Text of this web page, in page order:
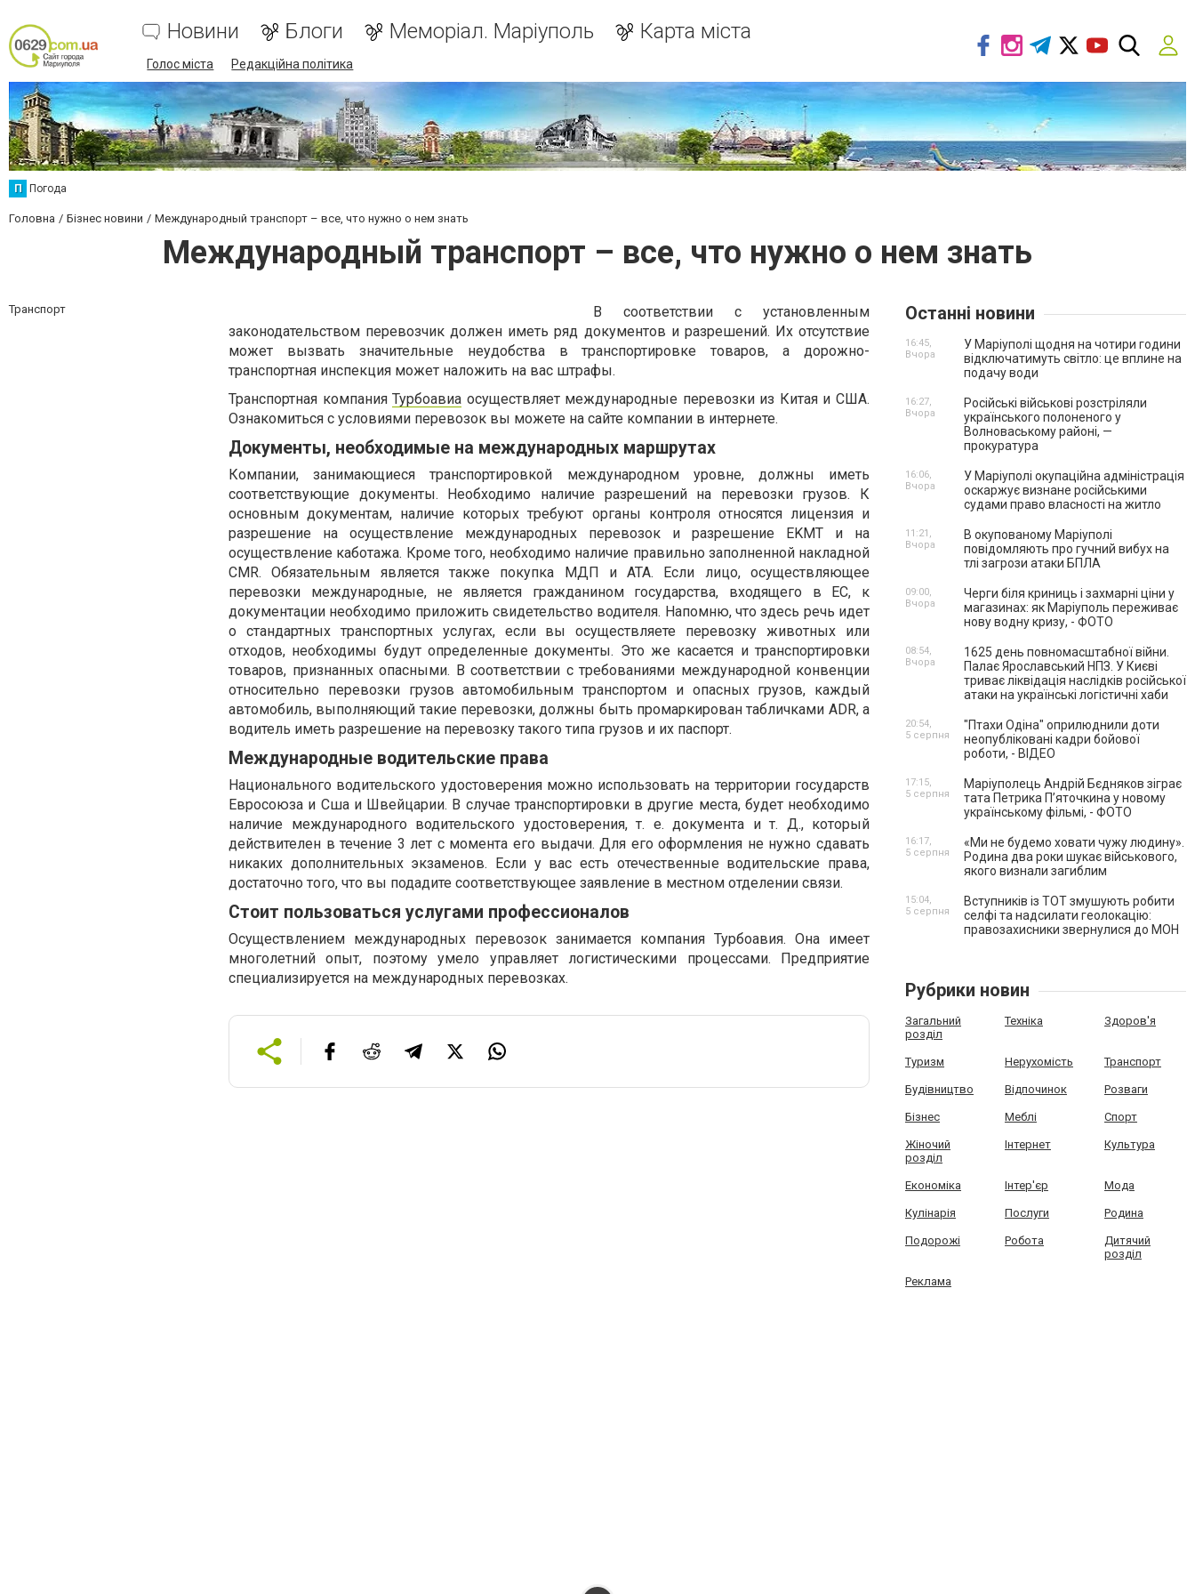
Новини Блоги Меморіал. Маріуполь Карта міста
Голос міста Редакційна політика
П Погода
Головна Бізнес новини Международный транспорт – все, что нужно о нем знать
Международный транспорт – все, что нужно о нем знать
Транспорт
В соответствии с установленным
законодательством перевозчик должен иметь ряд документов и разрешений. Их отсутствие
может вызвать значительные неудобства в транспортировке товаров, а дорожно-
транспортная инспекция может наложить на вас штрафы.
Транспортная компанияТурбоавиа осуществляет международные перевозки из Китая и США.
Ознакомиться с условиями перевозок вы можете на сайте компании в интернете.
Документы, необходимые на международных маршрутах
Компании, занимающиеся транспортировкой международном уровне, должны иметь
соответствующие документы. Необходимо наличие разрешений на перевозки грузов. К
основным документам, наличие которых требуют органы контроля относятся лицензия и
разрешение на осуществление международных перевозок и разрешение EKMT и на
осуществление каботажа. Кроме того, необходимо наличие правильно заполненной накладной
CMR. Обязательным является также покупка МДП и АТА. Если лицо, осуществляющее
перевозки международные, не является гражданином государства, входящего в ЕС, к
документации необходимо приложить свидетельство водителя. Напомню, что здесь речь идет
о стандартных транспортных услугах, если вы осуществляете перевозку животных или
отходов, необходимы будут определенные документы. Это же касается и транспортировки
товаров, признанных опасными. В соответствии с требованиями международной конвенции
относительно перевозки грузов автомобильным транспортом и опасных грузов, каждый
автомобиль, выполняющий такие перевозки, должны быть промаркирован табличками ADR, а
водитель иметь разрешение на перевозку такого типа грузов и их паспорт.
Международные водительские права
Национального водительского удостоверения можно использовать на территории государств
Евросоюза и Сша и Швейцарии. В случае транспортировки в другие места, будет необходимо
наличие международного водительского удостоверения, т. е. документа и т. Д., который
действителен в течение 3 лет с момента его выдачи. Для его оформления не нужно сдавать
никаких дополнительных экзаменов. Если у вас есть отечественные водительские права,
достаточно того, что вы подадите соответствующее заявление в местном отделении связи.
Стоит пользоваться услугами профессионалов
Осуществлением международных перевозок занимается компания Турбоавия. Она имеет
многолетний опыт, поэтому умело управляет логистическими процессами. Предприятие
специализируется на международных перевозках.
Останні новини
У Маріуполі щодня на чотири години
відключатимуть світло: це вплине на
подачу води
16:45,
Вчора
Російські військові розстріляли
українського полоненого у
Волноваському районі, —
прокуратура
16:27,
Вчора
У Маріуполі окупаційна адміністрація
оскаржує визнане російськими
судами право власності на житло
16:06,
Вчора
В окупованому Маріуполі
повідомляють про гучний вибух на
тлі загрози атаки БПЛА
11:21,
Вчора
Черги біля криниць і захмарні ціни у
магазинах: як Маріуполь переживає
нову водну кризу, - ФОТО
09:00,
Вчора
1625 день повномасштабної війни.
Палає Ярославський НПЗ. У Києві
триває ліквідація наслідків російської
атаки на українські логістичні хаби
08:54,
Вчора
"Птахи Одіна" оприлюднили доти
неопубліковані кадри бойової
роботи, - ВІДЕО
20:54,
5 серпня
Маріуполець Андрій Бєдняков зіграє
тата Петрика П’яточкина у новому
українському фільмі, - ФОТО
17:15,
5 серпня
«Ми не будемо ховати чужу людину».
Родина два роки шукає військового,
якого визнали загиблим
16:17,
5 серпня
Вступників із ТОТ змушують робити
селфі та надсилати геолокацію:
правозахисники звернулися до МОН
15:04,
5 серпня
Рубрики новин
Загальний
розділ
Техніка Здоров'я
Туризм Нерухомість Транспорт
Будівництво Відпочинок Розваги
Бізнес Меблі Спорт
Жіночий
розділ
Інтернет Культура
Економіка Інтер'єр Мода
Кулінарія Послуги Родина
Подорожі Робота
Дитячий
розділ
Реклама